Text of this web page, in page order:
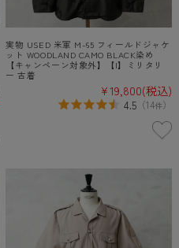
実物 USED 米軍 M-65 フィールドジャケ
ット WOODLAND CAMO BLACK染め
【キャンペーン対象外】【I】ミリタリ
ー 古着
¥19,800(税込)
4.5 （14件）